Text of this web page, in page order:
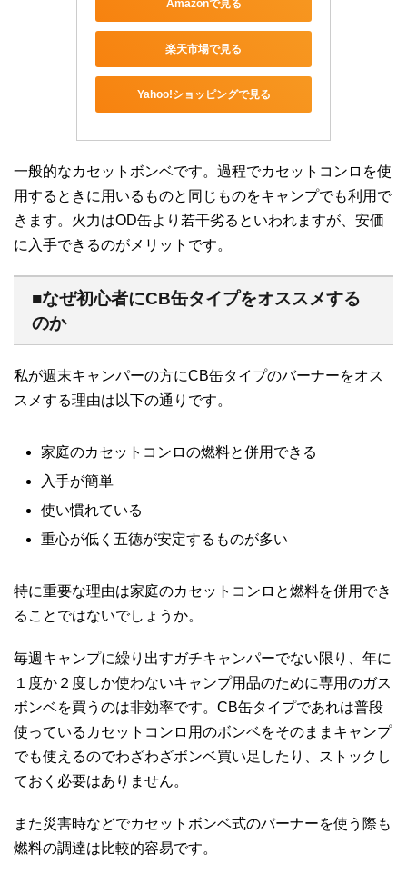
Amazonで見る
楽天市場で見る
Yahoo!ショッピングで見る
一般的なカセットボンベです。過程でカセットコンロを使
用するときに用いるものと同じものをキャンプでも利用で
きます。火力はOD缶より若干劣るといわれますが、安価
に入手できるのがメリットです。
■なぜ初心者にCB缶タイプをオススメする
のか
私が週末キャンパーの方にCB缶タイプのバーナーをオス
スメする理由は以下の通りです。
家庭のカセットコンロの燃料と併用できる
入手が簡単
使い慣れている
重心が低く五徳が安定するものが多い
特に重要な理由は家庭のカセットコンロと燃料を併用でき
ることではないでしょうか。
毎週キャンプに繰り出すガチキャンパーでない限り、年に
１度か２度しか使わないキャンプ用品のために専用のガス
ボンベを買うのは非効率です。CB缶タイプであれは普段
使っているカセットコンロ用のボンベをそのままキャンプ
でも使えるのでわざわざボンベ買い足したり、ストックし
ておく必要はありません。
また災害時などでカセットボンベ式のバーナーを使う際も
燃料の調達は比較的容易です。